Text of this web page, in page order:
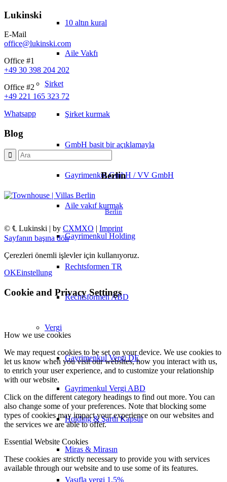
10 altın kural
Aile Vakfı
Şirket
Şirket kurmak
GmbH basit bir açıklamayla
Gayrimenkul GmbH / VV GmbH
Aile vakıf kurmak
Gayrimenkul Holding
Rechtsformen TR
Rechtsformen ABD
Vergi
Gayrimenkul Vergi DE
Gayrimenkul Vergi ABD
Holding & Şartlı Kapsül
Miras & Mirasın
Vasıfla vergi 1,5%
Lukinski
E-Mail
office@lukinski.com
Office #1
+49 30 398 204 202
Office #2
+49 221 165 323 72
Whatsapp
Blog
Berlin
Berlin
© ℄ Lukinski | by CXMXO | Imprint
Sayfanın başına dön
Çerezleri önemli işlevler için kullanıyoruz.
OKEinstellung
Cookie and Privacy Settings
How we use cookies
We may request cookies to be set on your device. We use cookies to
let us know when you visit our websites, how you interact with us,
to enrich your user experience, and to customize your relationship
with our website.
Click on the different category headings to find out more. You can
also change some of your preferences. Note that blocking some
types of cookies may impact your experience on our websites and
the services we are able to offer.
Essential Website Cookies
These cookies are strictly necessary to provide you with services
available through our website and to use some of its features.